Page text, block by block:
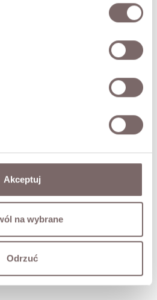
Akceptuj
na wybrane
Odrzuć